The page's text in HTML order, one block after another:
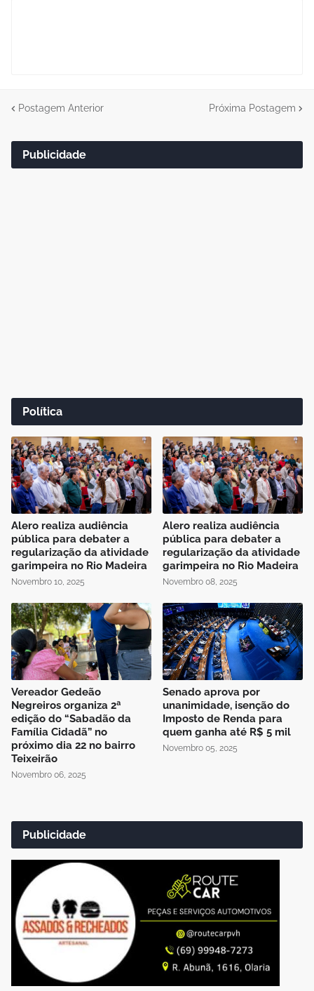
Postagem Anterior Próxima Postagem
Publicidade
Política
Alero realiza audiência
pública para debater a
regularização da atividade
garimpeira no Rio Madeira
Novembro 10, 2025
Alero realiza audiência
pública para debater a
regularização da atividade
garimpeira no Rio Madeira
Novembro 08, 2025
Vereador Gedeão
Negreiros organiza 2ª
edição do “Sabadão da
Família Cidadã” no
próximo dia 22 no bairro
Teixeirão
Novembro 06, 2025
Senado aprova por
unanimidade, isenção do
Imposto de Renda para
quem ganha até R$ 5 mil
Novembro 05, 2025
Publicidade